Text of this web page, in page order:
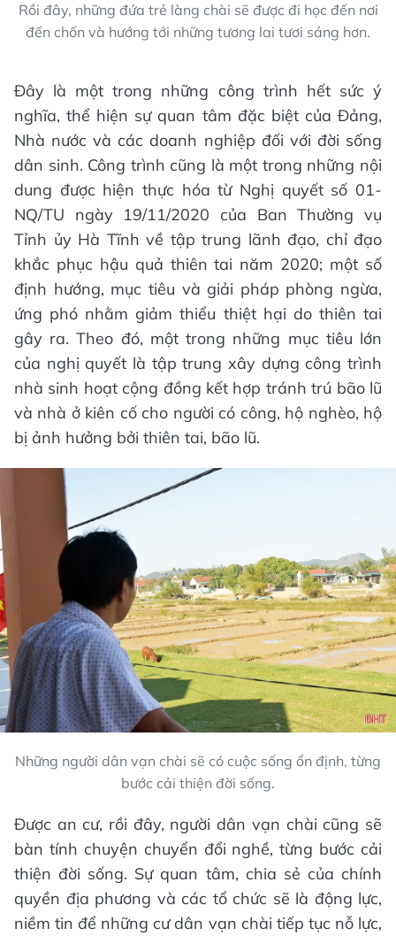
Rồi đây, những đứa trẻ làng chài sẽ được đi học đến nơi
đến chốn và hướng tới những tương lai tươi sáng hơn.
Đây là một trong những công trình hết sức ý
nghĩa, thể hiện sự quan tâm đặc biệt của Đảng,
Nhà nước và các doanh nghiệp đối với đời sống
dân sinh. Công trình cũng là một trong những nội
dung được hiện thực hóa từ Nghị quyết số 01-
NQ/TU ngày 19/11/2020 của Ban Thường vụ
Tỉnh ủy Hà Tĩnh về tập trung lãnh đạo, chỉ đạo
khắc phục hậu quả thiên tai năm 2020; một số
định hướng, mục tiêu và giải pháp phòng ngừa,
ứng phó nhằm giảm thiểu thiệt hại do thiên tai
gây ra. Theo đó, một trong những mục tiêu lớn
của nghị quyết là tập trung xây dựng công trình
nhà sinh hoạt cộng đồng kết hợp tránh trú bão lũ
và nhà ở kiên cố cho người có công, hộ nghèo, hộ
bị ảnh hưởng bởi thiên tai, bão lũ.
Những người dân vạn chài sẽ có cuộc sống ổn định, từng
bước cải thiện đời sống.
Được an cư, rồi đây, người dân vạn chài cũng sẽ
bàn tính chuyện chuyển đổi nghề, từng bước cải
thiện đời sống. Sự quan tâm, chia sẻ của chính
quyền địa phương và các tổ chức sẽ là động lực,
niềm tin để những cư dân vạn chài tiếp tục nỗ lực,